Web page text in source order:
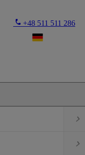
phone +48 511 511 286

